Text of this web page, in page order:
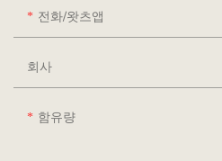
전화/왓츠앱
회사
함유량